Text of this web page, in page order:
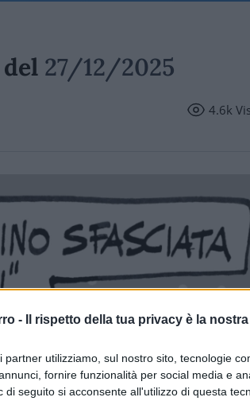
- Il rispetto della tua privacy è la
partner utilizziamo, sul nostro sito, tecnologie
fornire funzionalità per social media e
di seguito si acconsente all'utilizzo di questa
27/12/2025
4.6k